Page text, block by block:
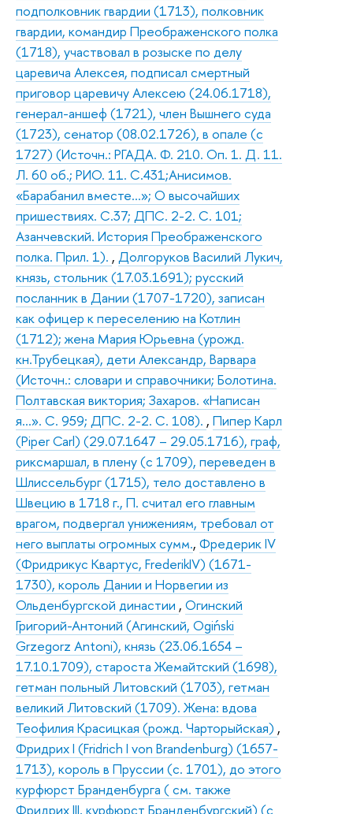
подполковник гвардии (1713), полковник
гвардии, командир Преображенского полка
(1718), участвовал в розыске по делу
царевича Алексея, подписал смертный
приговор царевичу Алексею (24.06.1718),
генерал-аншеф (1721), член Вышнего суда
(1723), сенатор (08.02.1726), в опале (с
1727) (Источн.: РГАДА. Ф. 210. Оп. 1. Д. 11.
Л. 60 об.; РИО. 11. С.431;Анисимов.
«Барабанил вместе…»; О высочайших
пришествиях. С.37; ДПС. 2-2. С. 101;
Азанчевский. История Преображенского
полка. Прил. 1). , Долгоруков Василий Лукич,
князь, стольник (17.03.1691); русский
посланник в Дании (1707-1720), записан
как офицер к переселению на Котлин
(1712); жена Мария Юрьевна (урожд.
кн.Трубецкая), дети Александр, Варвара
(Источн.: словари и справочники; Болотина.
Полтавская виктория; Захаров. «Написан
я…». С. 959; ДПС. 2-2. С. 108). , Пипер Карл
(Piper Carl) (29.07.1647 – 29.05.1716), граф,
риксмаршал, в плену (с 1709), переведен в
Шлиссельбург (1715), тело доставлено в
Швецию в 1718 г., П. считал его главным
врагом, подвергал унижениям, требовал от
него выплаты огромных сумм., Фредерик IV
(Фридрикус Квартус, FrederikIV) (1671-
1730), король Дании и Норвегии из
Ольденбургской династии , Огинский
Григорий-Антоний (Агинский, Ogiński
Grzegorz Antoni), князь (23.06.1654 –
17.10.1709), староста Жемайтский (1698),
гетман польный Литовский (1703), гетман
великий Литовский (1709). Жена: вдова
Теофилия Красицкая (рожд. Чарторыйская) ,
Фридрих I (Fridrich I von Brandenburg) (1657-
1713), король в Пруссии (с. 1701), до этого
курфюрст Бранденбурга ( см. также
Фридрих III, курфюрст Бранденбургский) (с